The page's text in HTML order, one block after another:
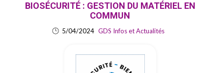
BIOSÉCURITÉ : GESTION DU MATÉRIEL EN
COMMUN
5/04/2024 GDS Infos et Actualités